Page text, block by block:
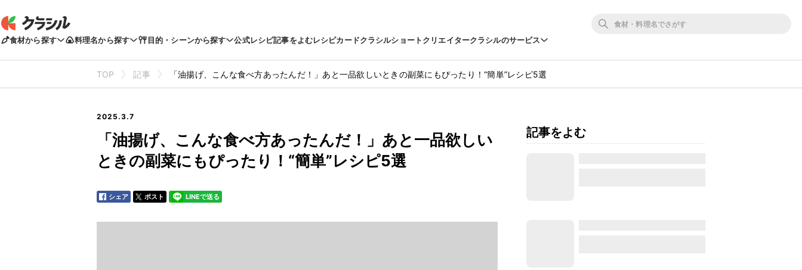
食材から探す 料理名から探す 目的・シーンから探す 公式レシピ記事をよむレシピカードクラシルショートクリエイタークラシルのサービス
TOP 記事 「油揚げ、こんな食べ方あったんだ！」あと一品欲しいときの副菜にもぴったり！“簡単”レシピ5選
2025.3.7
「油揚げ、こんな食べ方あったんだ！」あと一品欲しい
ときの副菜にもぴったり！“簡単”レシピ5選
シェア ポスト LINEで送る
記事をよむ